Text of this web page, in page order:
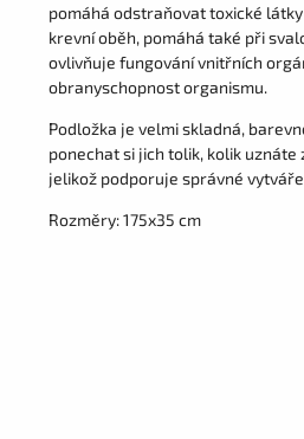
pomáhá odstraňovat toxické
krevní oběh, pomáhá také při
ovlivňuje fungování vnitřních
obranyschopnost organismu.
Podložka je velmi skladná,
ponechat si jich tolik, kolik
jelikož podporuje správné
Rozměry: 175x35 cm